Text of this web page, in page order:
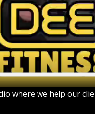
where we help our